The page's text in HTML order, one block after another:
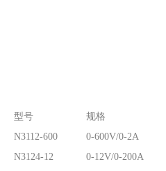
型号
规格
N3112-600
0-600V/0-2A
N3124-12
0-12V/0-200A